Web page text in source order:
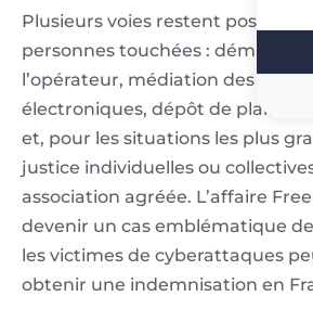
Plusieurs voies restent possibles
personnes touchées : démarches
l’opérateur, médiation des
électroniques, dépôt de plainte
et, pour les situations les plus
justice individuelles ou
association agréée. L’affaire
devenir un cas emblématique
les victimes de cyberattaques
obtenir une indemnisation en